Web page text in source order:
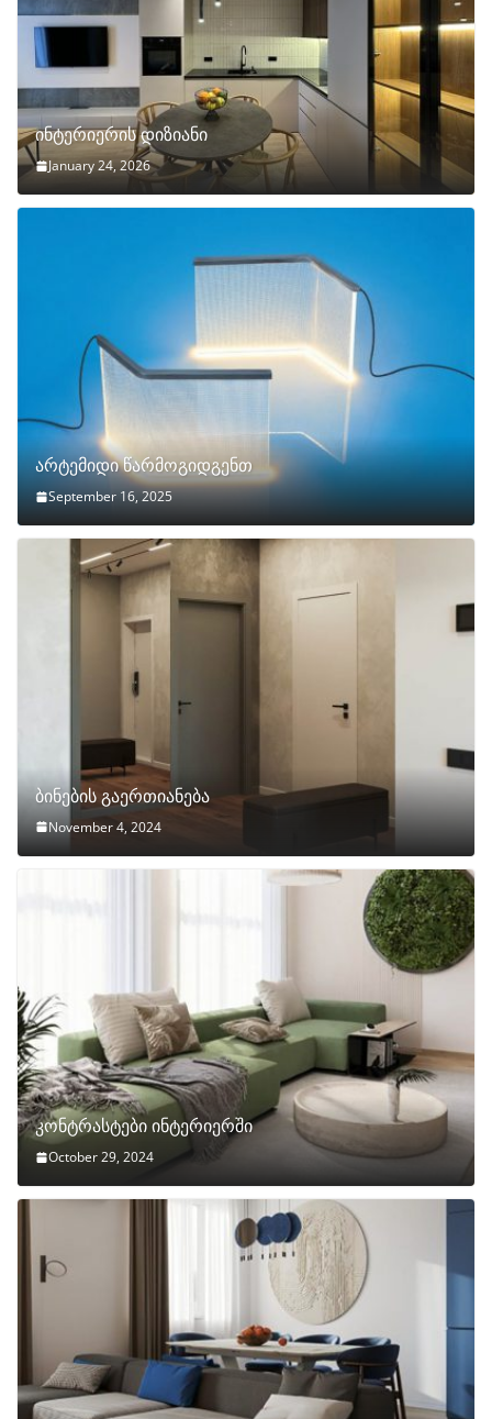
ინტერიერის დიზიანი
January 24, 2026
არტემიდი წარმოგიდგენთ
September 16, 2025
ბინების გაერთიანება
November 4, 2024
კონტრასტები ინტერიერში
October 29, 2024